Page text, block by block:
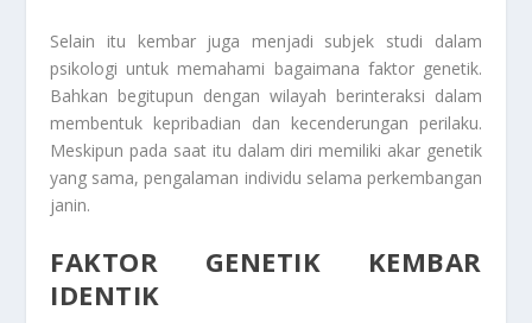
Selain itu kembar juga menjadi subjek studi dalam
psikologi untuk memahami bagaimana faktor genetik.
Bahkan begitupun dengan wilayah berinteraksi dalam
membentuk kepribadian dan kecenderungan perilaku.
Meskipun pada saat itu dalam diri memiliki akar genetik
yang sama, pengalaman individu selama perkembangan
janin.
FAKTOR GENETIK KEMBAR
IDENTIK